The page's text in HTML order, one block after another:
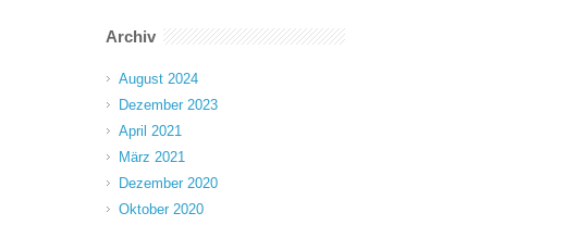
Archiv
August 2024
Dezember 2023
April 2021
März 2021
Dezember 2020
Oktober 2020